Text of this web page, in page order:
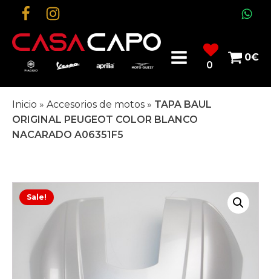
0
0€
Inicio » Accesorios de motos » TAPA BAUL
ORIGINAL PEUGEOT COLOR BLANCO
NACARADO A06351F5
Sale!